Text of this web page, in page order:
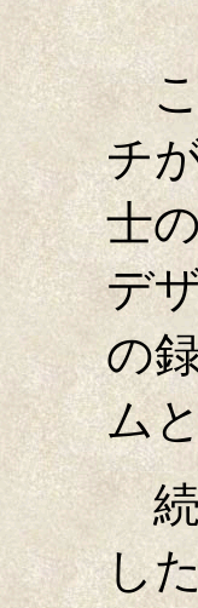
こ
チ
士
デ
の
ム
続
し